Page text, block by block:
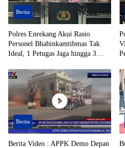
Berita
Polres Enrekang Akui Rasio
Personel Bhabinkamtibmas Tak
Ideal, 1 Petugas Jaga hingga 3
Berita
Berita Video : APPK Demo Depan